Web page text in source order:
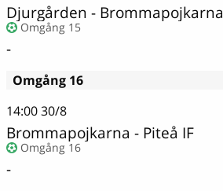
Djurgården - Brommapojkarna
Omgång 15
-
Omgång 16
14:0030/8
Brommapojkarna - Piteå IF
Omgång 16
-